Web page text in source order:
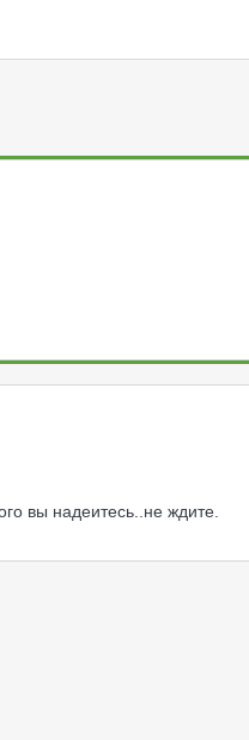
вы надеитесь..не ждите.